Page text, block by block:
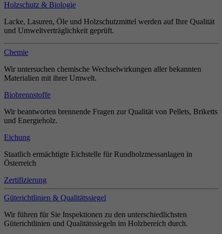
Holzschutz & Biologie
Lacke, Lasuren, Öle und Holzschutzmittel werden auf Ihre Qualität
und Umweltverträglichkeit geprüft.
Chemie
Wir untersuchen chemische Wechselwirkungen aller bekannten
Materialien mit ihrer Umwelt.
Biobrennstoffe
Wir beantworten brennende Fragen zur Qualität von Pellets, Briketts
und Energieholz.
Eichung
Staatlich ermächtigte Eichstelle für Rundholzmessanlagen in
Österreich
Zertifizierung
Güterichtlinien & Qualitätssiegel
Wir führen für Sie Inspektionen zu den unterschiedlichsten
Güterichtlinien und Qualitätssiegeln im Holzbereich durch.